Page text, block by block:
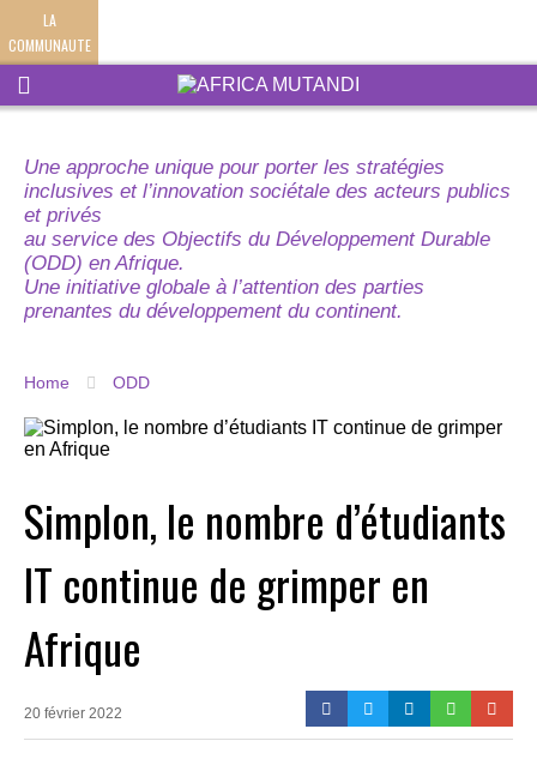
LA
COMMUNAUTE
Une approche unique pour porter les stratégies
inclusives et l’innovation sociétale des acteurs publics
et privés
au service des Objectifs du Développement Durable
(ODD) en Afrique.
Une initiative globale à l’attention des parties
prenantes du développement du continent.
Home ODD
Simplon, le nombre d’étudiants
IT continue de grimper en
Afrique
20 février 2022